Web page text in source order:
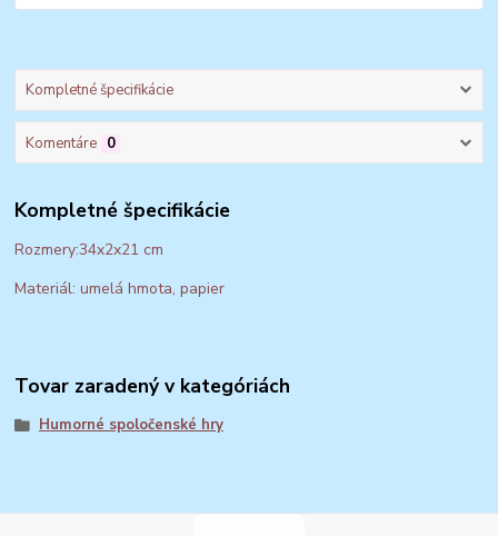
Kompletné špecifikácie
Komentáre 0
Kompletné špecifikácie
Rozmery:34x2x21 cm
Materiál: umelá hmota, papier
Tovar zaradený v kategóriách
Humorné spoločenské hry